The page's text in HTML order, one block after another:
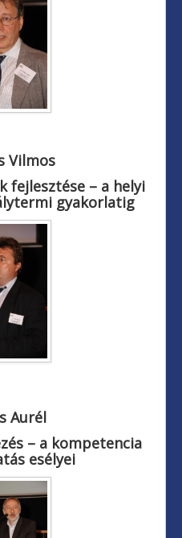
Vilmos
fejlesztése – a helyi
gyakorlatig
Aurél
–a kompetencia
esélyei